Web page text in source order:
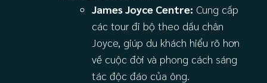
James Joyce Centre: Cung cấp
các tour đi bộ theo dấu chân
Joyce, giúp du khách hiểu rõ hơn
về cuộc đời và phong cách sáng
tác độc đáo của ông.